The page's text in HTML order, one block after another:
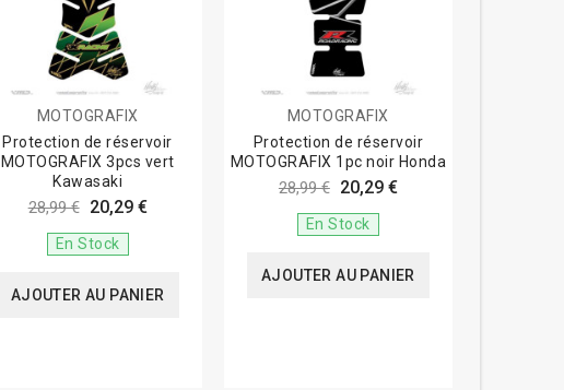
MOTOGRAFIX
Protection de réservoir
MOTOGRAFIX 3pcs vert
Kawasaki
28,99 € 20,29 €
En Stock
AJOUTER AU PANIER
MOTOGRAFIX
Protection de réservoir
MOTOGRAFIX 1pc noir Honda
28,99 € 20,29 €
En Stock
AJOUTER AU PANIER